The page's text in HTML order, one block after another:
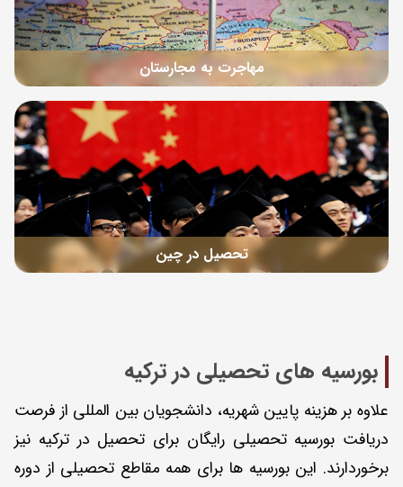
مهاجرت به مجارستان
تحصیل در چین
بورسیه های تحصیلی در ترکیه
علاوه بر هزینه پایین شهریه، دانشجویان بین المللی از فرصت
دریافت بورسیه تحصیلی رایگان برای تحصیل در ترکیه نیز
برخوردارند. این بورسیه ها برای همه مقاطع تحصیلی از دوره